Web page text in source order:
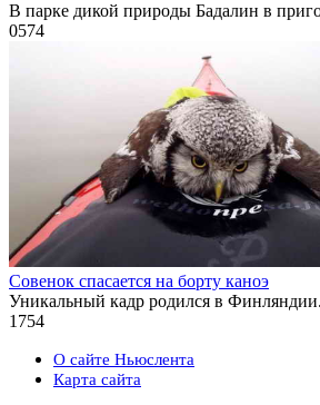
В парке дикой природы Бадалин в
0574
Совенок спасается на борту каноэ
Уникальный кадр родился в
1 754
О сайте Ньюслента
Карта сайта